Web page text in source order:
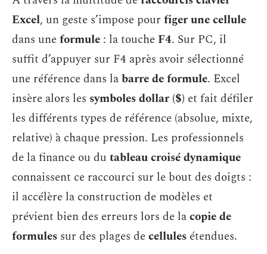
Excel, un geste s’impose pour figer une cellule
dans uneformule : la touche F4. Sur PC, il
suffit d’appuyer sur F4 après avoir sélectionné
une référence dans labarre de formule. Excel
insère alors les symboles dollar ($) et fait défiler
les différents types de référence (absolue, mixte,
relative) à chaque pression. Les professionnels
de la finance ou du tableau croisé dynamique
connaissent ce raccourci sur le bout des doigts :
il accélère la construction de modèles et
prévient bien des erreurs lors de lacopie de
formules sur des plages decellules étendues.